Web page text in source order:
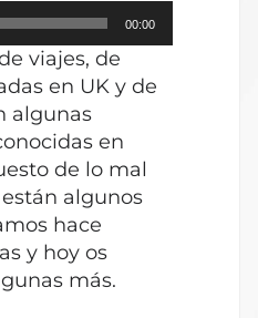
00:00
viajes, de
en UK y de
algunas
en
de lo mal
algunos
hace
y hoy os
más.